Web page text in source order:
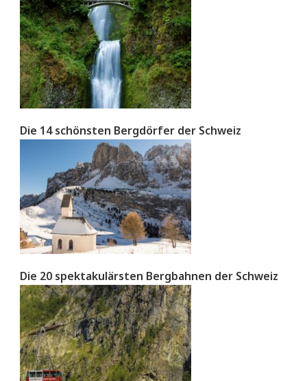
Die 14 schönsten Bergdörfer der Schweiz
Die 20 spektakulärsten Bergbahnen der Schweiz